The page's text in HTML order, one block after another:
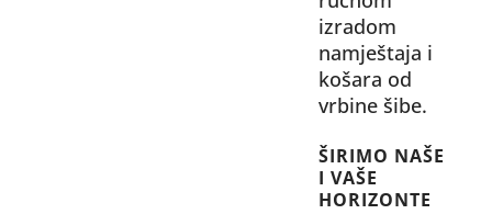
izradom
namještaja i
košara od
vrbine šibe.
ŠIRIMO NAŠE
I VAŠE
HORIZONTE